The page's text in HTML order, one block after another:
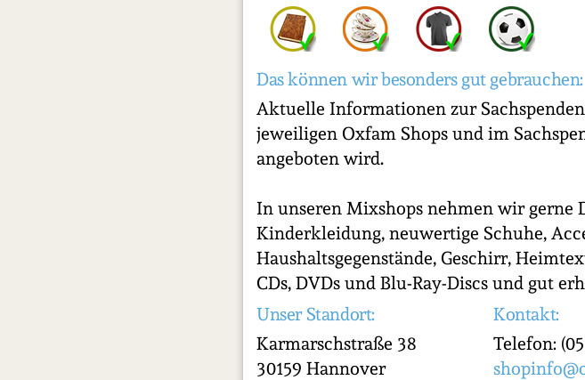
Das können wir besonders gut gebrauchen:
Aktuelle Informationen zur
jeweiligen Oxfam Shops und im
angeboten wird.
In unseren Mixshops nehmen wir gerne
Kinderkleidung, neuwertige Schuhe,
Haushaltsgegenstände, Geschirr,
CDs, DVDs und Blu-Ray-Discs und gut
Unser Standort:
Karmarschstraße 38
30159 Hannover
Kontakt:
Telefon: